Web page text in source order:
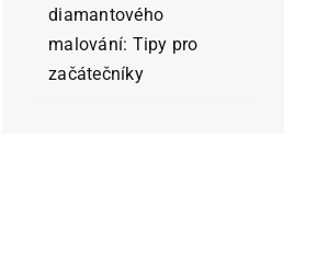
diamantového
malování: Tipy pro
začátečníky